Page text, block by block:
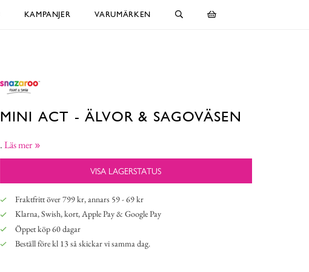
KAMPANJER VARUMÄRKEN
MINI ACT - ÄLVOR & SAGOVÄSEN
.Läs mer
VISA LAGERSTATUS
Fraktfritt över 799 kr, annars 59 - 69 kr
Klarna, Swish, kort, Apple Pay & Google Pay
Öppet köp 60 dagar
Beställ före kl 13 så skickar vi samma dag.